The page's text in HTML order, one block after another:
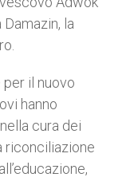
la
il nuovo
hanno
cura dei
riconciliazione